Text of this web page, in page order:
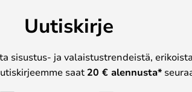
Uutiskirje
sisustus- ja valaistustrendeistä,
saat 20 € alennusta*